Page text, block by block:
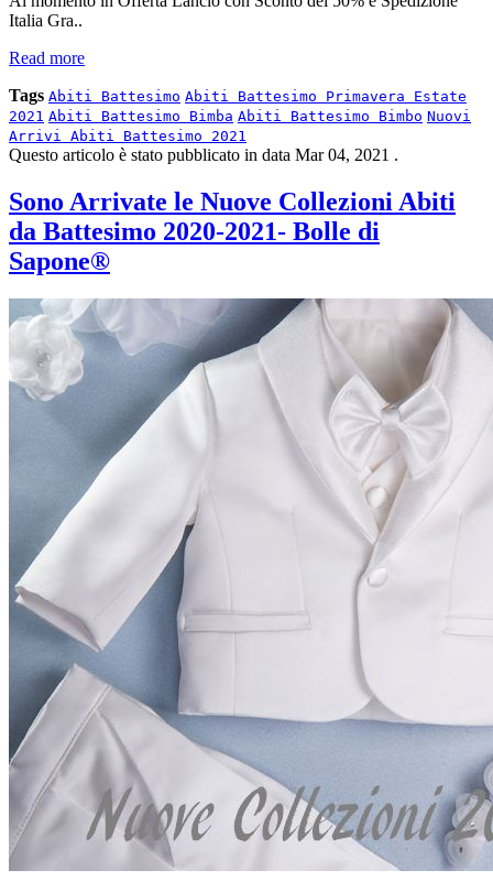
Italia Gra..
Read more
Tags Abiti Battesimo Abiti Battesimo Primavera Estate
2021 Abiti Battesimo Bimba Abiti Battesimo Bimbo Nuovi
Arrivi Abiti Battesimo 2021
Questo articolo è stato pubblicato in data Mar 04, 2021 .
Sono Arrivate le Nuove Collezioni Abiti
da Battesimo 2020-2021- Bolle di
Sapone®